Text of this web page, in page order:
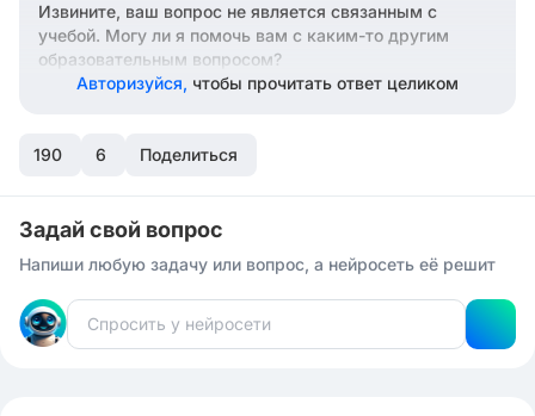
Извините, ваш вопрос не является связанным с
учебой. Могу ли я помочь вам с каким-то другим
образовательным вопросом?
Авторизуйся, чтобы прочитать ответ целиком
190 6 Поделиться
Задай свой вопрос
Напиши любую задачу или вопрос, а нейросеть её решит